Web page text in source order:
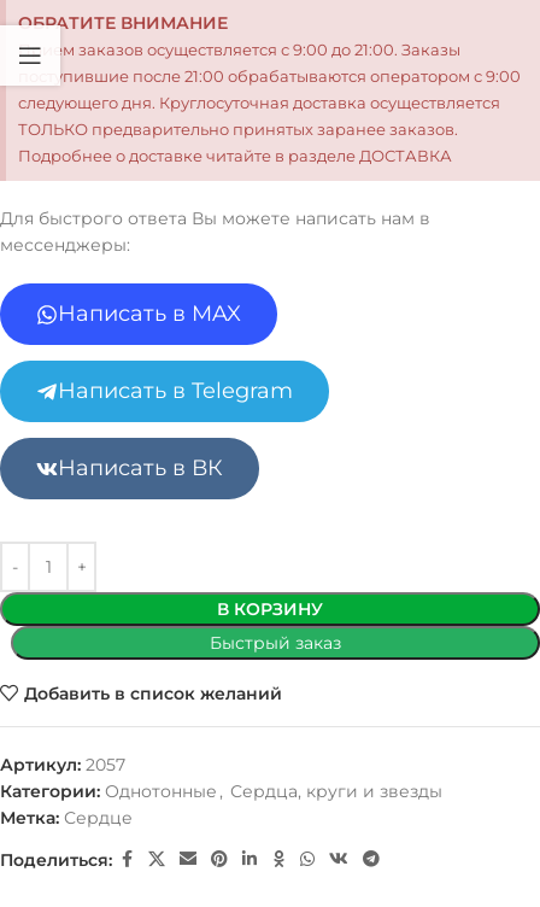
ОБРАТИТЕ ВНИМАНИЕ
Прием заказов осуществляется с 9:00 до 21:00. Заказы
поступившие после 21:00 обрабатываются оператором с 9:00
следующего дня. Круглосуточная доставка осуществляется
ТОЛЬКО предварительно принятых заранее заказов.
Подробнее о доставке читайте в разделе ДОСТАВКА
Для быстрого ответа Вы можете написать нам в
мессенджеры:
Написать в MAX
Написать в Telegram
Написать в ВК
В КОРЗИНУ
Быстрый заказ
Добавить в список желаний
Артикул: 2057
Категории: Однотонные , Сердца, круги и звезды
Метка: Сердце
Поделиться: